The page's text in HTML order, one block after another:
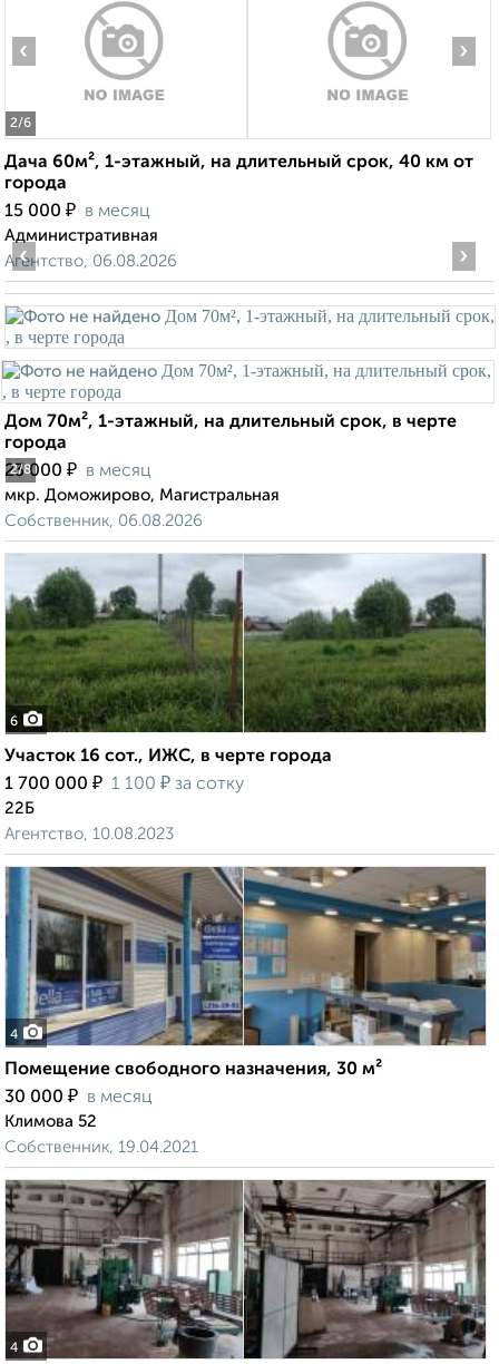
2/6
‹ ›
Дача 60м², 1-этажный, на длительный срок, 40 км от
города
15 000 ₽ в месяц
Административная
Агентство, 06.08.2026
2/8
‹ ›
Дом 70м², 1-этажный, на длительный срок, в черте
города
23 000 ₽ в месяц
мкр. Доможирово, Магистральная
Собственник, 06.08.2026
6
Участок 16 сот., ИЖС, в черте города
1 700 000 ₽ 1 100 ₽ за сотку
22Б
Агентство, 10.08.2023
4
Помещение свободного назначения, 30 м²
30 000 ₽ в месяц
Климова 52
Собственник, 19.04.2021
4